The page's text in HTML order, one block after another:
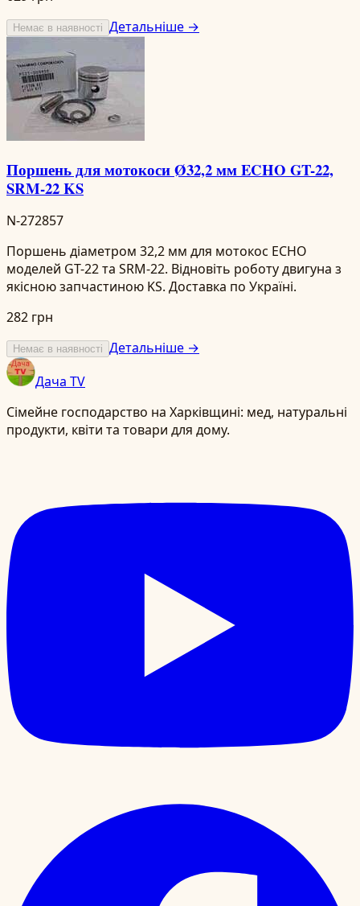
Немає в наявності Детальніше →
Поршень для мотокоси Ø32,2 мм ECHO GT-22,
SRM-22 KS
N-272857
Поршень діаметром 32,2 мм для мотокос ECHO
моделей GT-22 та SRM-22. Відновіть роботу двигуна з
якісною запчастиною KS. Доставка по Україні.
282 грн
Немає в наявності Детальніше →
Дача TV
Сімейне господарство на Харківщині: мед, натуральні
продукти, квіти та товари для дому.